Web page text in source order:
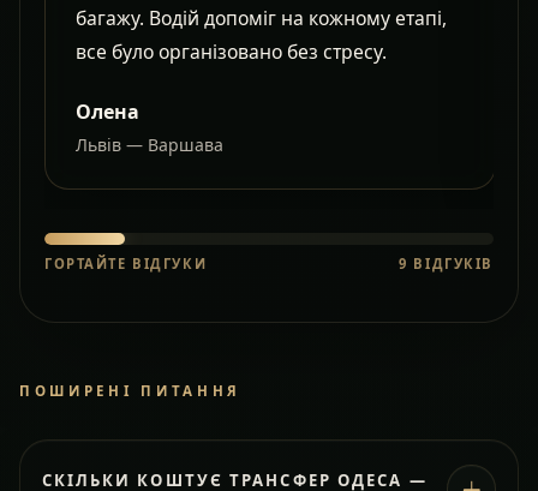
багажу. Водій допоміг на кожному етапі,
все було організовано без стресу.
Олена
Львів — Варшава
ГОРТАЙТЕ ВІДГУКИ 9 ВІДГУКІВ
ПОШИРЕНІ ПИТАННЯ
СКІЛЬКИ КОШТУЄ ТРАНСФЕР ОДЕСА —